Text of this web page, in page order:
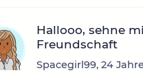
Hallooo, sehne
Freundschaft
Spacegirl99, 24